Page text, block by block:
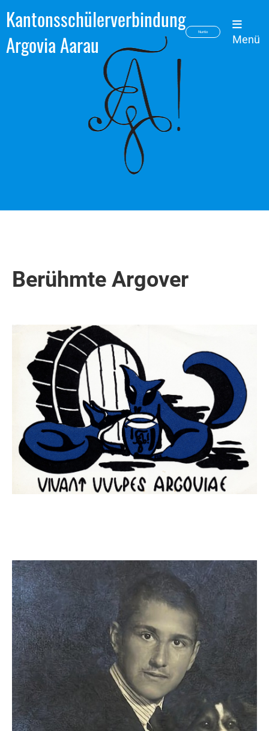
Kantonsschülerverbindung
Argovia Aarau
Nuntio
Menü
Berühmte Argover